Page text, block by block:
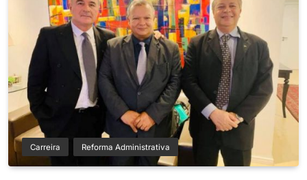
Carreira Reforma Administrativa